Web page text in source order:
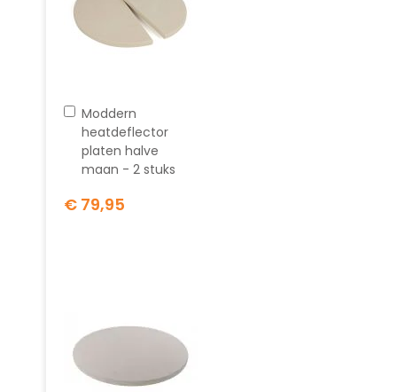
Moddern
heatdeflector
platen halve
maan - 2 stuks
€ 79,95
In
winkelwagen